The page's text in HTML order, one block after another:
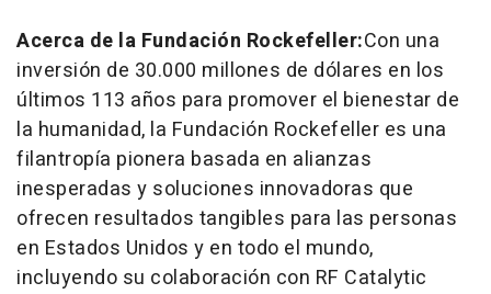
Acerca de la Fundación Rockefeller:Con una
inversión de 30.000 millones de dólares en los
últimos 113 años para promover el bienestar de
la humanidad, la Fundación Rockefeller es una
filantropía pionera basada en alianzas
inesperadas y soluciones innovadoras que
ofrecen resultados tangibles para las personas
en Estados Unidos y en todo el mundo,
incluyendo su colaboración con RF Catalytic